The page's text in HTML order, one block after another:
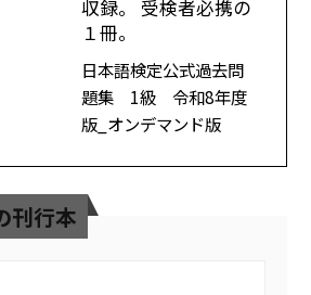
収録。 受検者必携の
１冊。
日本語検定公式過去問
題集 1級 令和8年度
版_オンデマンド版
刊行本